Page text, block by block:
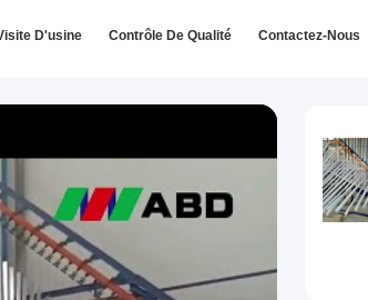
D'usine Contrôle De Qualité Contactez-Nous